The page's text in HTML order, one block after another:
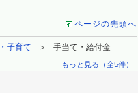
ページの先頭へ
子育て 手当て・給付金
もっと見る（全5件）